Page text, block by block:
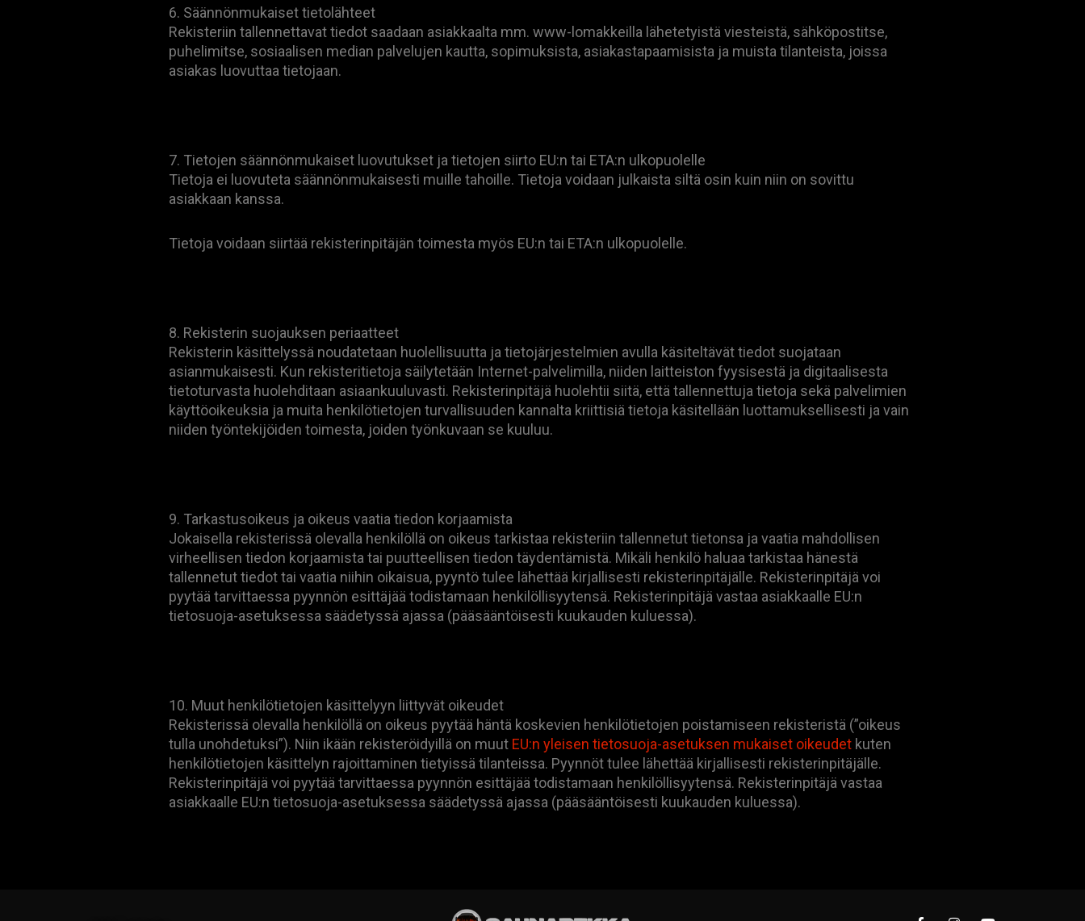
6. Säännönmukaiset tietolähteet
Rekisteriin tallennettavat tiedot saadaan asiakkaalta mm. www-lomakkeilla lähetetyistä viesteistä, sähköpostitse,
puhelimitse, sosiaalisen median palvelujen kautta, sopimuksista, asiakastapaamisista ja muista tilanteista, joissa
asiakas luovuttaa tietojaan.
7. Tietojen säännönmukaiset luovutukset ja tietojen siirto EU:n tai ETA:n ulkopuolelle
Tietoja ei luovuteta säännönmukaisesti muille tahoille. Tietoja voidaan julkaista siltä osin kuin niin on sovittu
asiakkaan kanssa.
Tietoja voidaan siirtää rekisterinpitäjän toimesta myös EU:n tai ETA:n ulkopuolelle.
8. Rekisterin suojauksen periaatteet
Rekisterin käsittelyssä noudatetaan huolellisuutta ja tietojärjestelmien avulla käsiteltävät tiedot suojataan
asianmukaisesti. Kun rekisteritietoja säilytetään Internet-palvelimilla, niiden laitteiston fyysisestä ja digitaalisesta
tietoturvasta huolehditaan asiaankuuluvasti. Rekisterinpitäjä huolehtii siitä, että tallennettuja tietoja sekä palvelimien
käyttöoikeuksia ja muita henkilötietojen turvallisuuden kannalta kriittisiä tietoja käsitellään luottamuksellisesti ja vain
niiden työntekijöiden toimesta, joiden työnkuvaan se kuuluu.
9. Tarkastusoikeus ja oikeus vaatia tiedon korjaamista
Jokaisella rekisterissä olevalla henkilöllä on oikeus tarkistaa rekisteriin tallennetut tietonsa ja vaatia mahdollisen
virheellisen tiedon korjaamista tai puutteellisen tiedon täydentämistä. Mikäli henkilö haluaa tarkistaa hänestä
tallennetut tiedot tai vaatia niihin oikaisua, pyyntö tulee lähettää kirjallisesti rekisterinpitäjälle. Rekisterinpitäjä voi
pyytää tarvittaessa pyynnön esittäjää todistamaan henkilöllisyytensä. Rekisterinpitäjä vastaa asiakkaalle EU:n
tietosuoja-asetuksessa säädetyssä ajassa (pääsääntöisesti kuukauden kuluessa).
10. Muut henkilötietojen käsittelyyn liittyvät oikeudet
Rekisterissä olevalla henkilöllä on oikeus pyytää häntä koskevien henkilötietojen poistamiseen rekisteristä (”oikeus
tulla unohdetuksi”). Niin ikään rekisteröidyillä on muut EU:n yleisen tietosuoja-asetuksen mukaiset oikeudetkuten
henkilötietojen käsittelyn rajoittaminen tietyissä tilanteissa. Pyynnöt tulee lähettää kirjallisesti rekisterinpitäjälle.
Rekisterinpitäjä voi pyytää tarvittaessa pyynnön esittäjää todistamaan henkilöllisyytensä. Rekisterinpitäjä vastaa
asiakkaalle EU:n tietosuoja-asetuksessa säädetyssä ajassa (pääsääntöisesti kuukauden kuluessa).